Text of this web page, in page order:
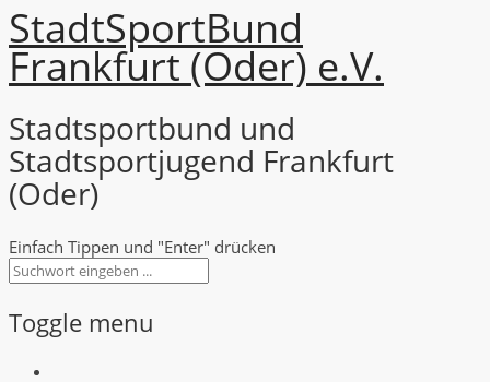
StadtSportBund
Frankfurt (Oder) e.V.
Stadtsportbund und
Stadtsportjugend Frankfurt
(Oder)
Einfach Tippen und "Enter" drücken
Toggle menu
Skip